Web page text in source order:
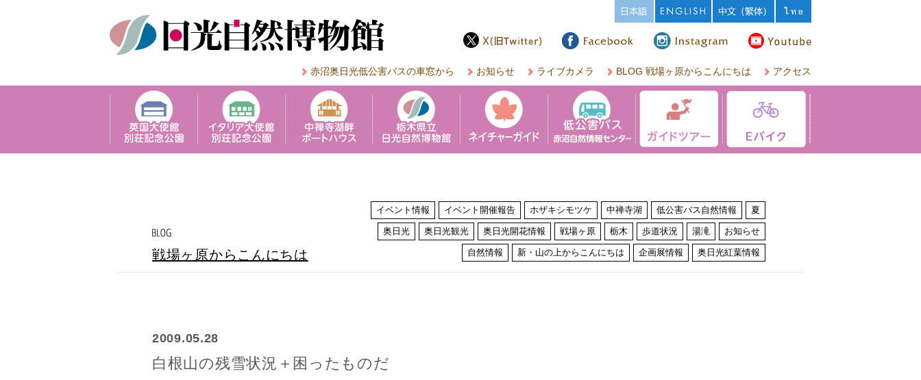
赤沼奥日光低公害バスの車窓から お知らせ ライブカメラ BLOG 戦場ヶ原からこんにちは アクセス
戦場ヶ原からこんにちは
イベント情報 イベント開催報告 ホザキシモツケ 中禅寺湖 低公害バス自然情報 夏
奥日光 奥日光観光 奥日光開花情報 戦場ヶ原 栃木 歩道状況 湯滝 お知らせ
自然情報 新・山の上からこんにちは 企画展情報 奥日光紅葉情報
2009.05.28
白根山の残雪状況＋困ったものだ